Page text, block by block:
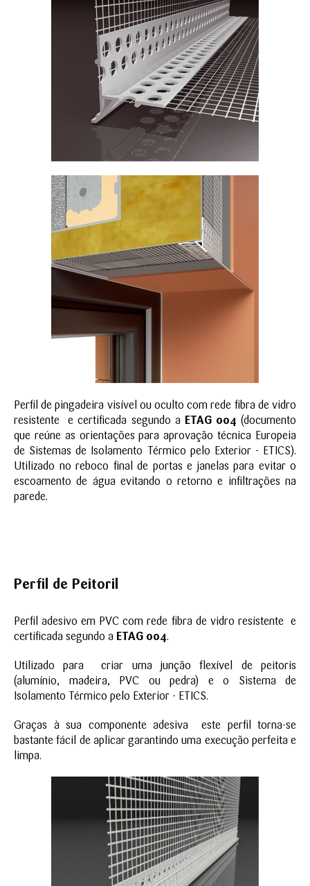
Perfil de pingadeira visível ou oculto com rede fibra de vidro
resistente e certificada segundo a ETAG 004 (documento
que reúne as orientações para aprovação técnica Europeia
de Sistemas de Isolamento Térmico pelo Exterior - ETICS).
Utilizado no reboco final de portas e janelas para evitar o
escoamento de água evitando o retorno e infiltrações na
parede.
Perfil de Peitoril
Perfil adesivo em PVC com rede fibra de vidro resistente e
certificada segundo a ETAG 004.
Utilizado para criar uma junção flexível de peitoris
(alumínio, madeira, PVC ou pedra) e o Sistema de
Isolamento Térmico pelo Exterior - ETICS.
Graças à sua componente adesiva este perfil torna-se
bastante fácil de aplicar garantindo uma execução perfeita e
limpa.